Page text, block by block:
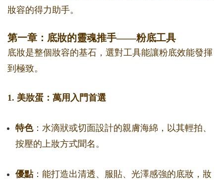
妝容的得力助手。
第一章：底妝的靈魂推手——粉底工具
底妝是整個妝容的基石，選對工具能讓粉底效能發揮
到極致。
1. 美妝蛋：萬用入門首選
特色：水滴狀或切面設計的親膚海綿，以其輕拍、
按壓的上妝方式聞名。
優點：能打造出清透、服貼、光澤感強的底妝，妝